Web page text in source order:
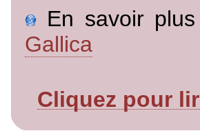
En savoir
Gallica
Cliquez pour